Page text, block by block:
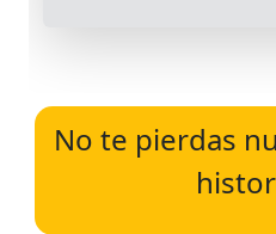
No te pierdas